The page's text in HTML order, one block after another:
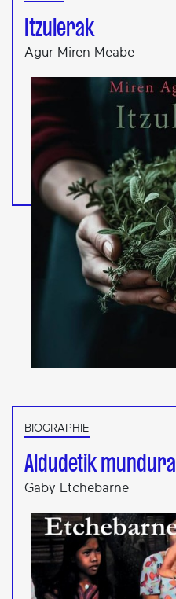
Itzulerak
Agur Miren Meabe
BIOGRAPHIE
Aldudetik mundura
Gaby Etchebarne